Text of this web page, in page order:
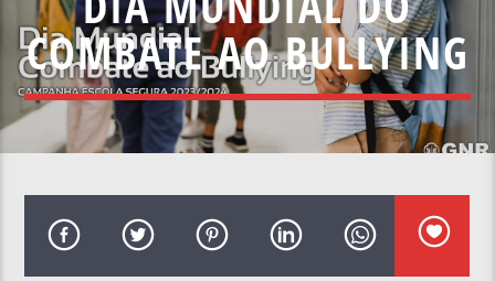
COMBATE AO BULLYING